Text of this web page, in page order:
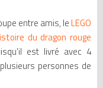
entre amis, leLEGO
du dragon rouge
est livré avec 4
personnes de